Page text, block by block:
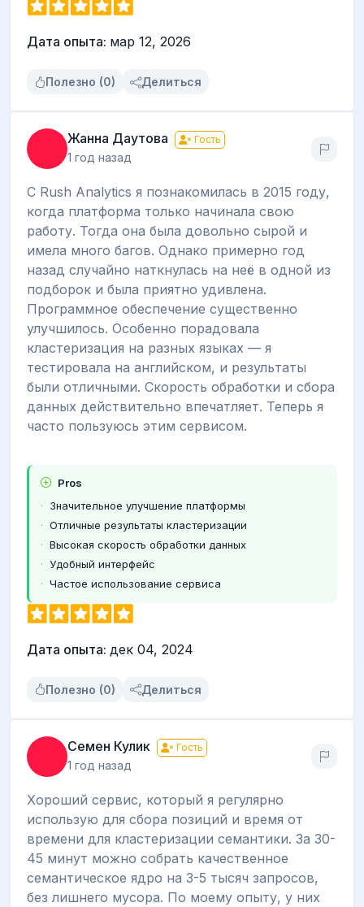
Дата опыта: мар 12, 2026
Полезно (0) Делиться
Жанна Даутова Гость
1 год назад
С Rush Analytics я познакомилась в 2015 году,
когда платформа только начинала свою
работу. Тогда она была довольно сырой и
имела много багов. Однако примерно год
назад случайно наткнулась на неё в одной из
подборок и была приятно удивлена.
Программное обеспечение существенно
улучшилось. Особенно порадовала
кластеризация на разных языках — я
тестировала на английском, и результаты
были отличными. Скорость обработки и сбора
данных действительно впечатляет. Теперь я
часто пользуюсь этим сервисом.
Pros
Значительное улучшение платформы
Отличные результаты кластеризации
Высокая скорость обработки данных
Удобный интерфейс
Частое использование сервиса
Дата опыта: дек 04, 2024
Полезно (0) Делиться
Семен Кулик Гость
1 год назад
Хороший сервис, который я регулярно
использую для сбора позиций и время от
времени для кластеризации семантики. За 30-
45 минут можно собрать качественное
семантическое ядро на 3-5 тысяч запросов,
без лишнего мусора. По моему опыту, у них